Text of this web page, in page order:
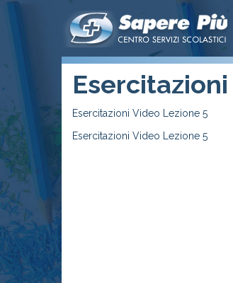
Esercitazioni Video Lezione 5
Esercitazioni Video Lezione 5